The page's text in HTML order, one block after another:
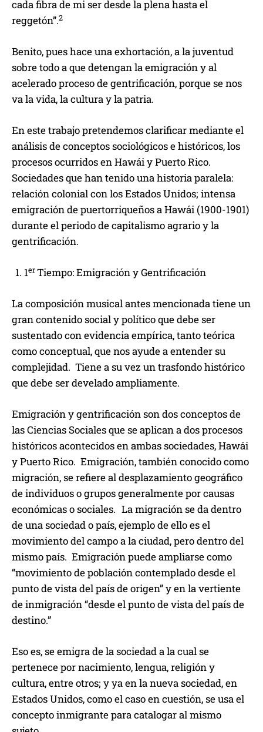
cada fibra de mi ser desde la plena hasta el
reggetón”.2
Benito, pues hace una exhortación, a la juventud
sobre todo a que detengan la emigración y al
acelerado proceso de gentrificación, porque se nos
va la vida, la cultura y la patria.
En este trabajo pretendemos clarificar mediante el
análisis de conceptos sociológicos e históricos, los
procesos ocurridos en Hawái y Puerto Rico.
Sociedades que han tenido una historia paralela:
relación colonial con los Estados Unidos; intensa
emigración de puertorriqueños a Hawái (1900-1901)
durante el periodo de capitalismo agrario y la
gentrificación.
1erTiempo: Emigración y Gentrificación
La composición musical antes mencionada tiene un
gran contenido social y político que debe ser
sustentado con evidencia empírica, tanto teórica
como conceptual, que nos ayude a entender su
complejidad. Tiene a su vez un trasfondo histórico
que debe ser develado ampliamente.
Emigración y gentrificación son dos conceptos de
las Ciencias Sociales que se aplican a dos procesos
históricos acontecidos en ambas sociedades, Hawái
y Puerto Rico. Emigración, también conocido como
migración, se refiere al desplazamiento geográfico
de individuos o grupos generalmente por causas
económicas o sociales. La migración se da dentro
de una sociedad o país, ejemplo de ello es el
movimiento del campo a la ciudad, pero dentro del
mismo país. Emigración puede ampliarse como
“movimiento de población contemplado desde el
punto de vista del país de origen” y en la vertiente
de inmigración “desde el punto de vista del país de
destino.”
Eso es, se emigra de la sociedad a la cual se
pertenece por nacimiento, lengua, religión y
cultura, entre otros; y ya en la nueva sociedad, en
Estados Unidos, como el caso en cuestión, se usa el
concepto inmigrante para catalogar al mismo